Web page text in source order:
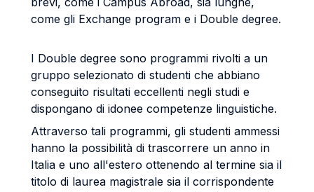
come gli Exchange program e i Double degree.
I Double degree sono programmi rivolti a un
gruppo selezionato di studenti che abbiano
conseguito risultati eccellenti negli studi e
dispongano di idonee competenze linguistiche.
Attraverso tali programmi, gli studenti ammessi
hanno la possibilità di trascorrere un anno in
Italia e uno all'estero ottenendo al termine sia il
titolo di laurea magistrale sia il corrispondente